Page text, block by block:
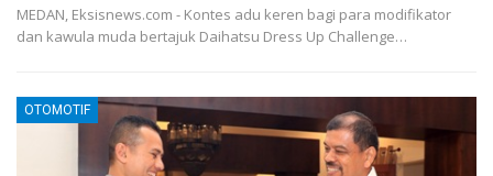
MEDAN, Eksisnews.com - Kontes adu keren bagi para modifikator
dan kawula muda bertajuk Daihatsu Dress Up Challenge…
OTOMOTIF